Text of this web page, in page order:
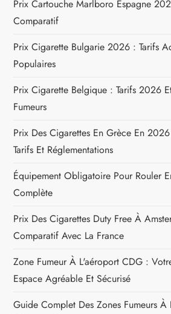
c
l
e
Prix Cartouche Marlboro Espagne
Comparatif
Prix Cigarette Bulgarie 2026 : Tarifs
Populaires
Prix Cigarette Belgique : Tarifs 2026
Fumeurs
Prix Des Cigarettes En Grèce En
Tarifs Et Réglementations
Équipement Obligatoire Pour Rouler
Complète
Prix Des Cigarettes Duty Free À
Comparatif Avec La France
Zone Fumeur À L'aéroport CDG :
Espace Agréable Et Sécurisé
Guide Complet Des Zones Fumeurs À